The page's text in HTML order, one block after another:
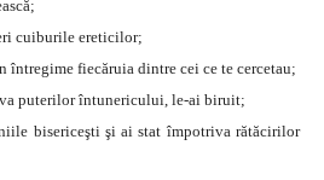
cuiburile ereticilor;
întregime fiecăruia dintre cei ce te cercetau;
puterilor întunericului, le-ai biruit;
bisericeşti şi ai stat împotriva rătăcirilor